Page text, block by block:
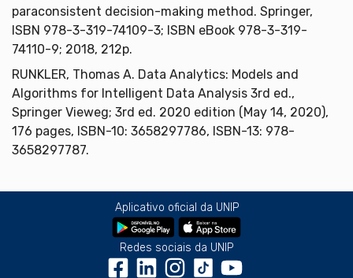
paraconsistent decision-making method. Springer,
ISBN 978-3-319-74109-3; ISBN eBook 978-3-319-
74110-9; 2018, 212p.
RUNKLER, Thomas A. Data Analytics: Models and
Algorithms for Intelligent Data Analysis 3rd ed.,
Springer Vieweg; 3rd ed. 2020 edition (May 14, 2020),
176 pages, ISBN-10: 3658297786, ISBN-13: 978-
3658297787.
Aplicativo oficial da UNIP
Redes sociais da UNIP